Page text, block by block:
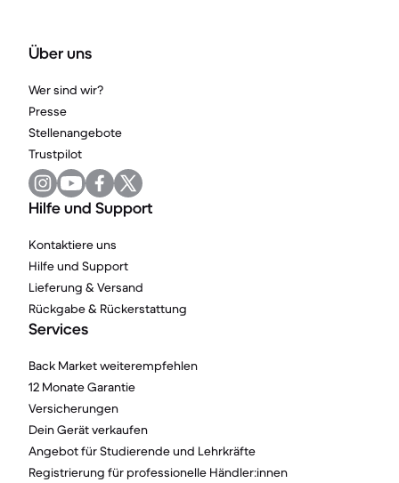
Über uns
Wer sind wir?
Presse
Stellenangebote
Trustpilot
Hilfe und Support
Kontaktiere uns
Hilfe und Support
Lieferung & Versand
Rückgabe & Rückerstattung
Services
Back Market weiterempfehlen
12 Monate Garantie
Versicherungen
Dein Gerät verkaufen
Angebot für Studierende und Lehrkräfte
Registrierung für professionelle Händler:innen